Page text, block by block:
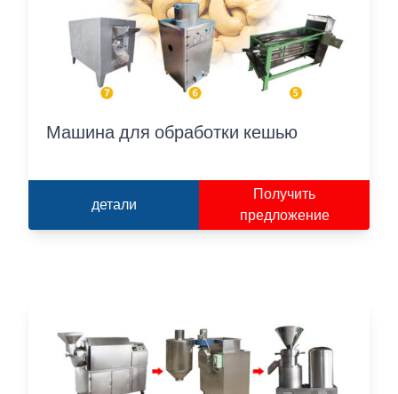
Машина для обработки кешью
детали
Получить
предложение